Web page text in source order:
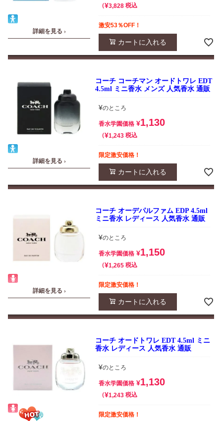
詳細を見る ›
¥3,828 税込
激安53％OFF！
カートに入れる
詳細を見る ›
コーチ コーチマン オードトワレ EDT
4.5ml ミニ香水 メンズ 人気香水 通販
¥のところ
香水学園価格 ¥1,130
¥1,243 税込
限定激安価格！
カートに入れる
詳細を見る ›
コーチ オーデパルファム EDP 4.5ml
ミニ香水 レディース 人気香水 通販
¥のところ
香水学園価格 ¥1,150
¥1,265 税込
限定激安価格！
カートに入れる
コーチ オードトワレ EDT 4.5ml ミニ
香水 レディース 人気香水 通販
¥のところ
香水学園価格 ¥1,130
¥1,243 税込
限定激安価格！